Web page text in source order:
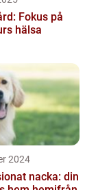
Fokus på
hälsa
2024
nacka: din